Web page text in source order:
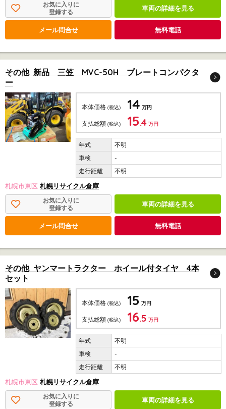
お気に入りに
登録する
車両の詳細を見る
メール問合せ 無料電話
その他 新品 三笠 MVC-50H プレートコンパクタ
ー
本体価格 (税込) 14 万円
支払総額 (税込) 15.4 万円
不明
-
不明
札幌市東区 札幌リサイクル倉庫
お気に入りに
登録する
車両の詳細を見る
メール問合せ 無料電話
その他 ヤンマートラクター ホイール付タイヤ 4本
セット
本体価格 (税込) 15 万円
支払総額 (税込) 16.5 万円
不明
-
不明
札幌市東区 札幌リサイクル倉庫
お気に入りに
登録する
車両の詳細を見る